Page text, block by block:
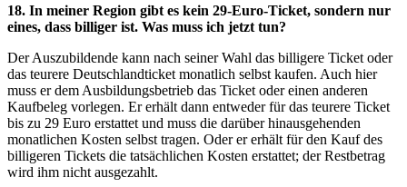
18. In meiner Region gibt es kein 29-Euro-Ticket, sondern nur
eines, dass billiger ist. Was muss ich jetzt tun?
Der Auszubildende kann nach seiner Wahl das billigere Ticket oder
das teurere Deutschlandticket monatlich selbst kaufen. Auch hier
muss er dem Ausbildungsbetrieb das Ticket oder einen anderen
Kaufbeleg vorlegen. Er erhält dann entweder für das teurere Ticket
bis zu 29 Euro erstattet und muss die darüber hinausgehenden
monatlichen Kosten selbst tragen. Oder er erhält für den Kauf des
billigeren Tickets die tatsächlichen Kosten erstattet; der Restbetrag
wird ihm nicht ausgezahlt.